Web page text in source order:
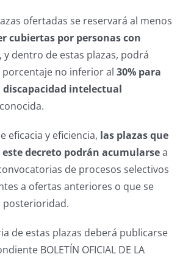
ofertadas se reservará al menos
cubiertas por personas con
, y dentro de estas plazas, podrá
no inferior al 30% para
discapacidad intelectual
eficacia y eficiencia, las plazas que
decreto podrán acumularsea
de procesos selectivos
a ofertas anteriores o que se
posterioridad.
de estas plazas deberá publicarse
BOLETÍN OFICIAL DE LA